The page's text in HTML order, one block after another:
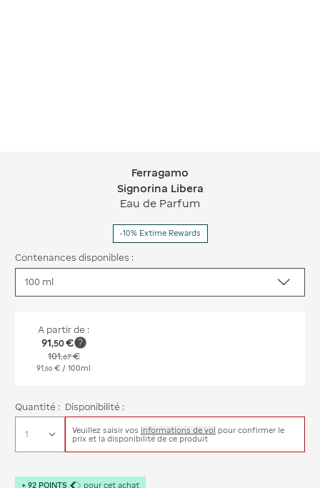
Ferragamo Signorina Libera
Ferragamo
Signorina Libera
Eau de Parfum
-10% Extime Rewards
Contenances disponibles :
A partir de :
91,50 €
101,67€
91 50 € / 100ml
Quantité : Disponibilité :
Veuillez saisir vos informations de vol pour confirmer le
prix et la disponibilité de ce produit
+ 92 POINTS pour cet achat